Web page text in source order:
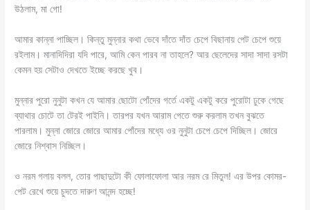
উঠলাম, মা গো!
আমার কান্না পাচ্ছিল। কিন্তু মুন্নার কথা ভেবে দাঁতে দাঁত চেপে বিছানায় পেট চেপে শুয়ে
রইলাম। মানাদিদিরা যদি পারে, আমি কেন পারব না তাহলে? আর ছেলেদের সাদা সাদা রসটা
কেমন হয় সেটাও দেখতে ইচ্ছে করছে খুব।
মুন্নার পুরো নুনুটা কখন যে আমার ছোটো পোঁদের গর্তে একটু একটু করে পুরোটা ঢুকে গেছে
ব্যাথার চোটে তা টেরই পাইনি। তারপর যখন আরাম পেতে শুরু করলাম তখন বুঝতে
পারলাম। মুন্না জোরে জোরে আমার পোঁদের মধ্যে ওর নুনুটা চেপে চেপে দিচ্ছিল। জোরে
জোরে নিশ্বাস নিচ্ছিল।
ও নরম গলায় বলল, তোর পাছাদুটো কী ফোলাফোলা আর নরম রে মিতুল! এর উপর কোমর-
পেট রেখে শুয়ে চুদতে দারুণ আনন্দ হচ্ছে!